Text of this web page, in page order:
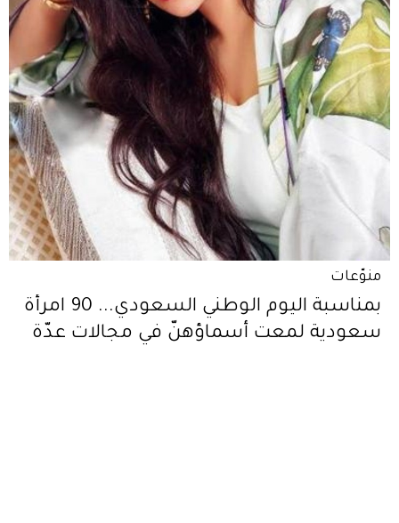
منوّعات
بمناسبة اليوم الوطني السعودي... 90 امرأة
سعودية لمعت أسماؤهنّ في مجالات عدّة